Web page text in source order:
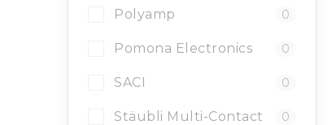
Polyamp 0
Pomona Electronics 0
SACI 0
Stäubli Multi-Contact 0